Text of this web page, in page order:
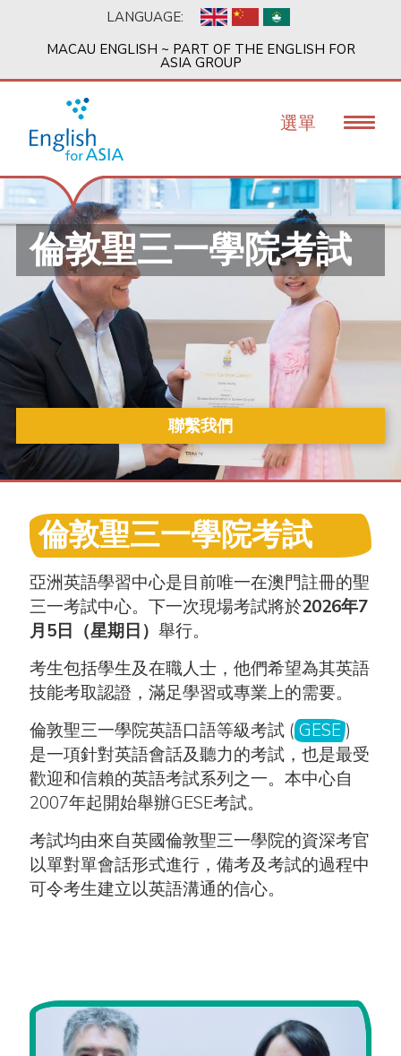
容
LANGUAGE:
MACAU ENGLISH ~ PART OF THE ENGLISH FOR
ASIA GROUP
選單
倫敦聖三一學院考試
聯繫我們
倫敦聖三一學院考試
亞洲英語學習中心是目前唯一在澳門註冊的聖
三一考試中心。下一次現場考試將於2026年7
月5日（星期日） 舉行。
考生包括學生及在職人士，他們希望為其英語
技能考取認證，滿足學習或專業上的需要。
倫敦聖三一學院英語口語等級考試 ( GESE)
是一項針對英語會話及聽力的考試，也是最受
歡迎和信賴的英語考試系列之一。本中心自
2007年起開始舉辦GESE考試。
考試均由來自英國倫敦聖三一學院的資深考官
以單對單會話形式進行，備考及考試的過程中
可令考生建立以英語溝通的信心。